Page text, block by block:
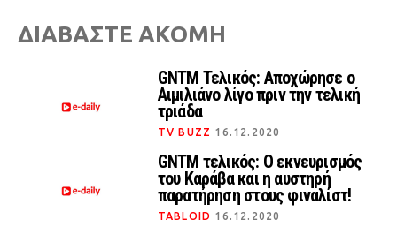
ΔΙΑΒΑΣΤΕ ΑΚΟΜΗ
GNTM Τελικός: Αποχώρησε ο
Αιμιλιάνο λίγο πριν την τελική
τριάδα
TV BUZZ 16.12.2020
GNTM τελικός: Ο εκνευρισμός
του Καράβα και η αυστηρή
παρατήρηση στους φιναλίστ!
TABLOID 16.12.2020